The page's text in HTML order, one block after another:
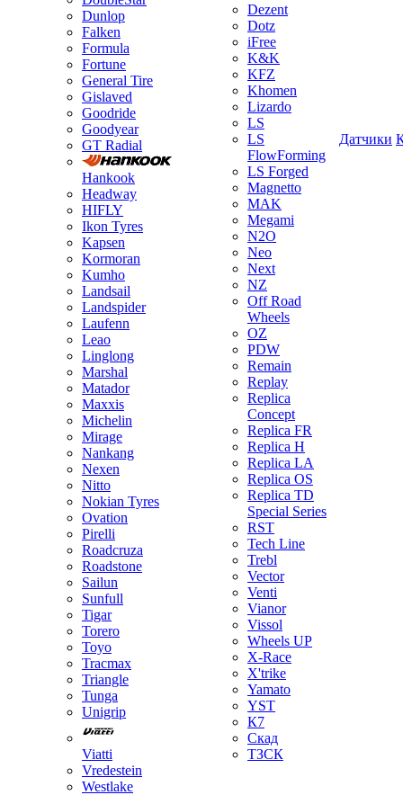
Dunlop
Falken
Formula
Fortune
General Tire
Gislaved
Goodride
Goodyear
GT Radial
Hankook
Headway
HIFLY
Ikon Tyres
Kapsen
Kormoran
Kumho
Landsail
Landspider
Laufenn
Leao
Linglong
Marshal
Matador
Maxxis
Michelin
Mirage
Nankang
Nexen
Nitto
Nokian Tyres
Ovation
Pirelli
Roadcruza
Roadstone
Sailun
Sunfull
Tigar
Torero
Toyo
Tracmax
Triangle
Tunga
Unigrip
Viatti
Vredestein
Westlake
Dezent
Dotz
iFree
K&K
KFZ
Khomen
Lizardo
LS
LS
FlowForming
LS Forged
Magnetto
MAK
Megami
N2O
Neo
Next
NZ
Off Road
Wheels
OZ
PDW
Remain
Replay
Replica
Concept
Replica FR
Replica H
Replica LA
Replica OS
Replica TD
Special Series
RST
Tech Line
Trebl
Vector
Venti
Vianor
Vissol
Wheels UP
X-Race
X'trike
Yamato
YST
К7
Скад
ТЗСК
Датчики